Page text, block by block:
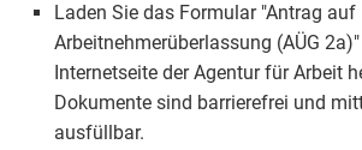
Laden Sie das Formular "Antrag
Arbeitnehmerüberlassung (AÜG
Internetseite der Agentur für Arbeit
Dokumente sind barrierefrei und
ausfüllbar.